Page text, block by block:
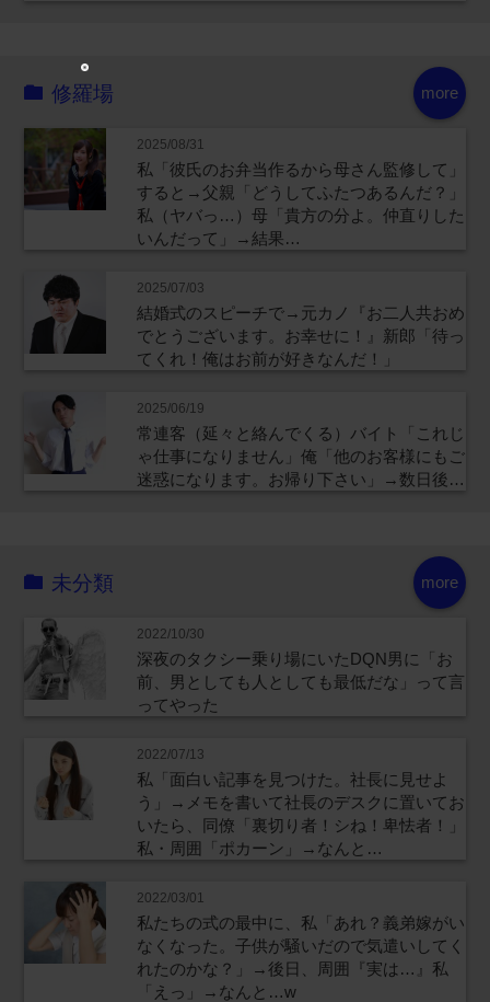
more
修羅場
2025/08/31
私「彼氏のお弁当作るから母さん監修して」
すると→父親「どうしてふたつあるんだ？」
私（ヤバっ…）母「貴方の分よ。仲直りした
いんだって」→結果…
2025/07/03
結婚式のスピーチで→元カノ『お二人共おめ
でとうございます。お幸せに！』新郎「待っ
てくれ！俺はお前が好きなんだ！」
2025/06/19
常連客（延々と絡んでくる）バイト「これじ
ゃ仕事になりません」俺「他のお客様にもご
迷惑になります。お帰り下さい」→数日後…
more
未分類
2022/10/30
深夜のタクシー乗り場にいたDQN男に「お
前、男としても人としても最低だな」って言
ってやった
2022/07/13
私「面白い記事を見つけた。社長に見せよ
う」→メモを書いて社長のデスクに置いてお
いたら、同僚「裏切り者！シね！卑怯者！」
私・周囲「ポカーン」→なんと…
2022/03/01
私たちの式の最中に、私「あれ？義弟嫁がい
なくなった。子供が騒いだので気遣いしてく
れたのかな？」→後日、周囲『実は…』私
「えっ」→なんと…w